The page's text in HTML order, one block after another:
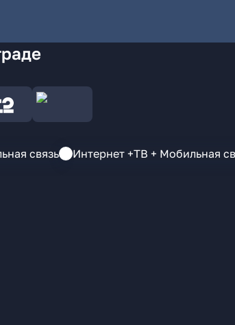
связь Интернет +ТВ + Мобильная